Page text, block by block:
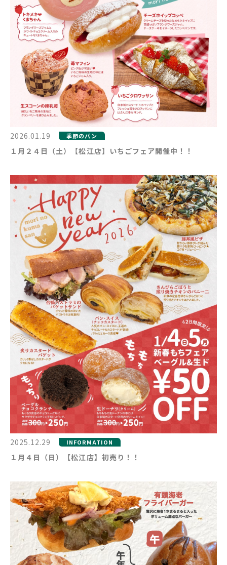
2026.01.19 季節のパン
１月２４日（土）【松江店】いちごフェア開催中！！
2025.12.29 INFORMATION
１月４日（日）【松江店】初売り！！